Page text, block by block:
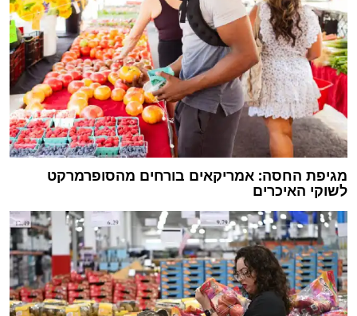
מגיפת החסה: אמריקאים בורחים מהסופרמרקט
לשוקי האיכרים